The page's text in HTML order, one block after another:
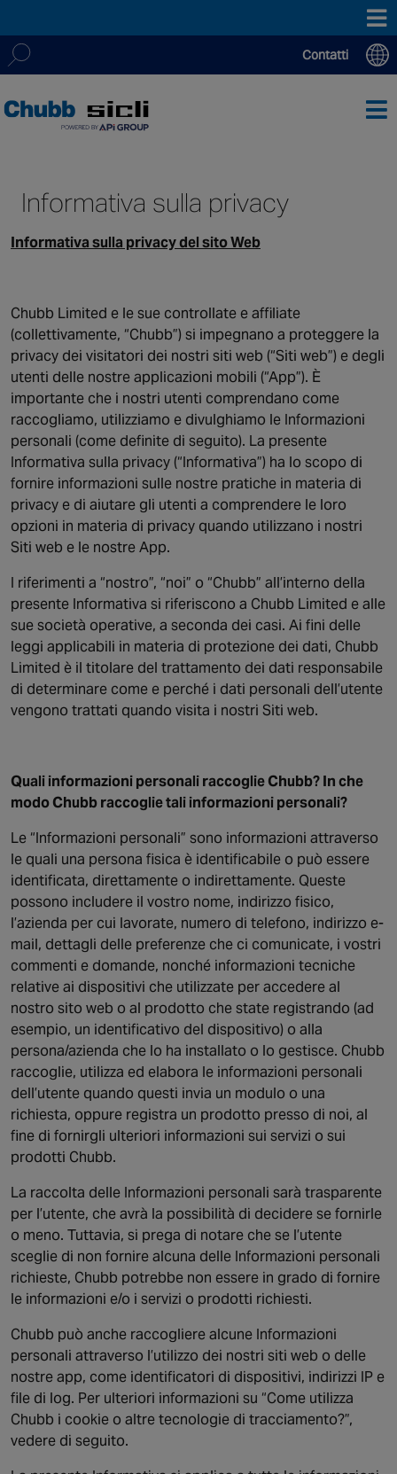
for:
Contatti
12’000 persone altamente qualificate. Con più di 200 filiali e
oltre 20 centri di monitoraggio in tutto il mondo, forniamo
ASIA PACIFIC
Hong Kong SAR
India
Macau SAR
New Zealand
Singapore
EUROPE
Austria
Belgium
France
Germany
Ireland
Spain
Netherlands
United Kingdom
Switzerland
NORTH AMERICA
Canada
Informativa sulla privacy
Informativa sulla privacy del sito Web
Chubb Limited e le sue controllate e affiliate
(collettivamente, “Chubb”) si impegnano a proteggere la
privacy dei visitatori dei nostri siti web (“Siti web”) e degli
utenti delle nostre applicazioni mobili (“App”). È
importante che i nostri utenti comprendano come
raccogliamo, utilizziamo e divulghiamo le Informazioni
personali (come definite di seguito). La presente
Informativa sulla privacy (“Informativa”) ha lo scopo di
fornire informazioni sulle nostre pratiche in materia di
privacy e di aiutare gli utenti a comprendere le loro
opzioni in materia di privacy quando utilizzano i nostri
Siti web e le nostre App.
I riferimenti a “nostro”, “noi” o “Chubb” all’interno della
presente Informativa si riferiscono a Chubb Limited e alle
sue società operative, a seconda dei casi. Ai fini delle
leggi applicabili in materia di protezione dei dati, Chubb
Limited è il titolare del trattamento dei dati responsabile
di determinare come e perché i dati personali dell’utente
vengono trattati quando visita i nostri Siti web.
Quali informazioni personali raccoglie Chubb? In che
modo Chubb raccoglie tali informazioni personali?
Le “Informazioni personali” sono informazioni attraverso
le quali una persona fisica è identificabile o può essere
identificata, direttamente o indirettamente. Queste
possono includere il vostro nome, indirizzo fisico,
l’azienda per cui lavorate, numero di telefono, indirizzo e-
mail, dettagli delle preferenze che ci comunicate, i vostri
commenti e domande, nonché informazioni tecniche
relative ai dispositivi che utilizzate per accedere al
nostro sito web o al prodotto che state registrando (ad
esempio, un identificativo del dispositivo) o alla
persona/azienda che lo ha installato o lo gestisce. Chubb
raccoglie, utilizza ed elabora le informazioni personali
dell’utente quando questi invia un modulo o una
richiesta, oppure registra un prodotto presso di noi, al
fine di fornirgli ulteriori informazioni sui servizi o sui
prodotti Chubb.
La raccolta delle Informazioni personali sarà trasparente
per l’utente, che avrà la possibilità di decidere se fornirle
o meno. Tuttavia, si prega di notare che se l’utente
sceglie di non fornire alcuna delle Informazioni personali
richieste, Chubb potrebbe non essere in grado di fornire
le informazioni e/o i servizi o prodotti richiesti.
Chubb può anche raccogliere alcune Informazioni
personali attraverso l’utilizzo dei nostri siti web o delle
nostre app, come identificatori di dispositivi, indirizzi IP e
file di log. Per ulteriori informazioni su “Come utilizza
Chubb i cookie o altre tecnologie di tracciamento?”,
vedere di seguito.